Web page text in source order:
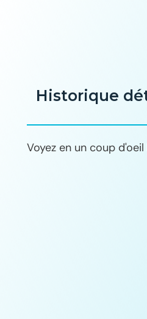
Historique
Voyez en un coup